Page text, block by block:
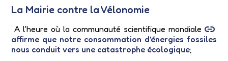
La Mairie contre la Vélonomie
A l'heure où la communauté scientifique mondiale
affirme que notre consommation d'énergies fossiles
nous conduit vers une catastrophe écologique;